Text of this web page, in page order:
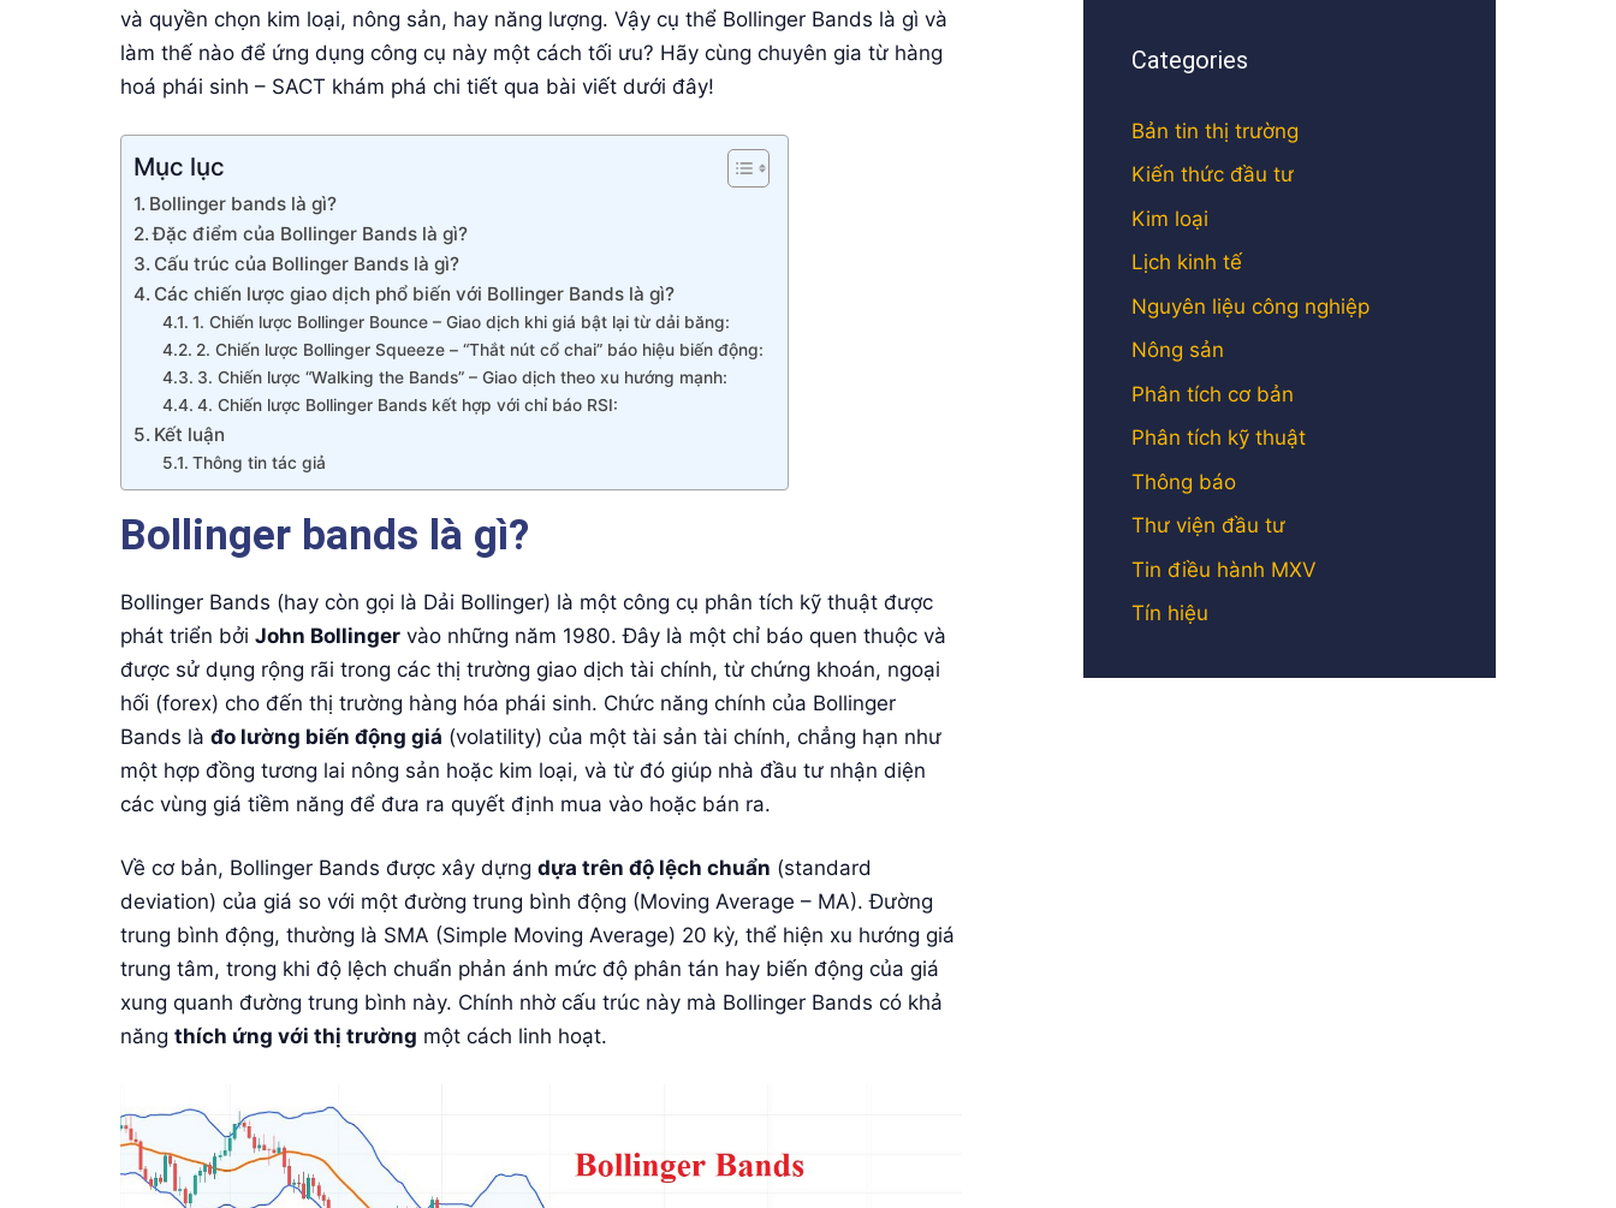
và quyền chọn kim loại, nông sản, hay năng lượng. Vậy cụ thể Bollinger Bands là gì và
làm thế nào để ứng dụng công cụ này một cách tối ưu? Hãy cùng chuyên gia từ hàng
hoá phái sinh – SACT khám phá chi tiết qua bài viết dưới đây!
Mục lục
Bollinger bands là gì?
Đặc điểm của Bollinger Bands là gì?
Cấu trúc của Bollinger Bands là gì?
Các chiến lược giao dịch phổ biến với Bollinger Bands là gì?
1. Chiến lược Bollinger Bounce – Giao dịch khi giá bật lại từ dải băng:
2. Chiến lược Bollinger Squeeze – “Thắt nút cổ chai” báo hiệu biến động:
3. Chiến lược “Walking the Bands” – Giao dịch theo xu hướng mạnh:
4. Chiến lược Bollinger Bands kết hợp với chỉ báo RSI:
Kết luận
Thông tin tác giả
Bollinger bands là gì?
Bollinger Bands (hay còn gọi là Dải Bollinger) là một công cụ phân tích kỹ thuật được
phát triển bởi John Bollinger vào những năm 1980. Đây là một chỉ báo quen thuộc và
được sử dụng rộng rãi trong các thị trường giao dịch tài chính, từ chứng khoán, ngoại
hối (forex) cho đến thị trường hàng hóa phái sinh. Chức năng chính của Bollinger
Bands là đo lường biến động giá (volatility) của một tài sản tài chính, chẳng hạn như
một hợp đồng tương lai nông sản hoặc kim loại, và từ đó giúp nhà đầu tư nhận diện
các vùng giá tiềm năng để đưa ra quyết định mua vào hoặc bán ra.
Về cơ bản, Bollinger Bands được xây dựng dựa trên độ lệch chuẩn (standard
deviation) của giá so với một đường trung bình động (Moving Average – MA). Đường
trung bình động, thường là SMA (Simple Moving Average) 20 kỳ, thể hiện xu hướng giá
trung tâm, trong khi độ lệch chuẩn phản ánh mức độ phân tán hay biến động của giá
xung quanh đường trung bình này. Chính nhờ cấu trúc này mà Bollinger Bands có khả
năng thích ứng với thị trường một cách linh hoạt.
Categories
Bản tin thị trường
Kiến thức đầu tư
Kim loại
Lịch kinh tế
Nguyên liệu công nghiệp
Nông sản
Phân tích cơ bản
Phân tích kỹ thuật
Thông báo
Thư viện đầu tư
Tin điều hành MXV
Tín hiệu